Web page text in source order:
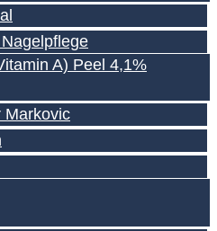
A) Peel 4,1%
Markovic